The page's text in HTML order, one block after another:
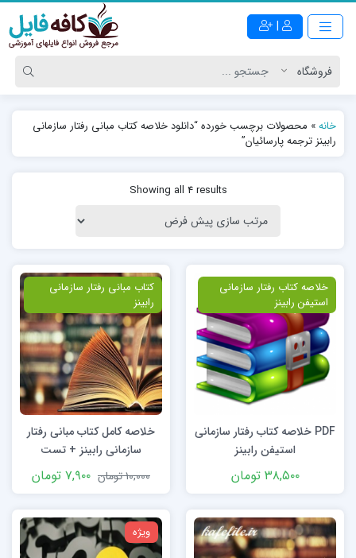
|
خانه» محصولات برچسب خورده “دانلود خلاصه کتاب مبانی رفتار سازمانی
رابینز ترجمه پارسائیان”
Showing all 4 results
ویژه
خلاصه کتاب رفتار سازمانی
استیفن رابینز
PDF خلاصه کتاب رفتار سازمانی
استیفن رابینز
۳۸,۵۰۰ تومان
ویژه
کتاب مبانی رفتار سازمانی
رابینز
خلاصه کامل کتاب مبانی رفتار
سازمانی رابینز + تست
۱۰,۰۰۰تومان ۷,۹۰۰ تومان
ویژه